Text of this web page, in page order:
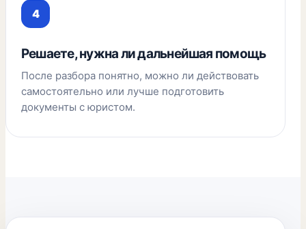
Решаете, нужна ли дальнейшая помощь
После разбора понятно, можно ли действовать
самостоятельно или лучше подготовить
документы с юристом.